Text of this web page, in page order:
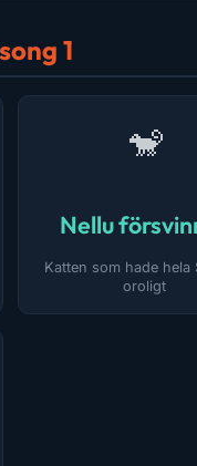
1
🐒
Nellu
Katten som hade hela
oroligt